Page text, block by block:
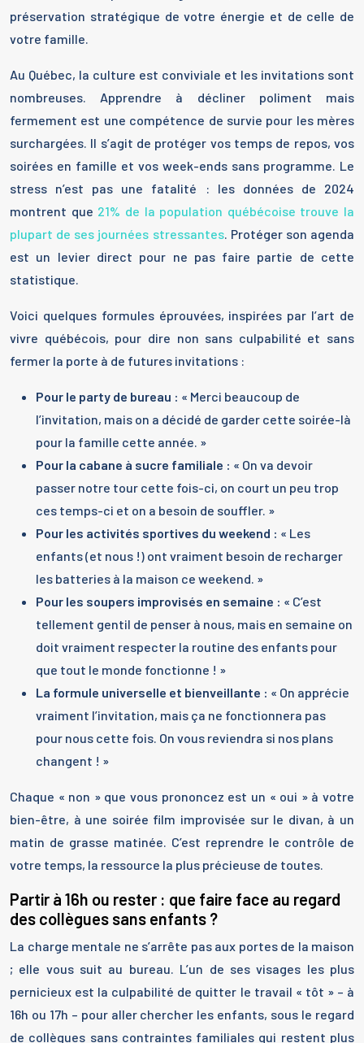
préservation stratégique de votre énergie et de celle de
votre famille.
Au Québec, la culture est conviviale et les invitations sont
nombreuses. Apprendre à décliner poliment mais
fermement est une compétence de survie pour les mères
surchargées. Il s’agit de protéger vos temps de repos, vos
soirées en famille et vos week-ends sans programme. Le
stress n’est pas une fatalité : les données de 2024
montrent que 21% de la population québécoise trouve la
plupart de ses journées stressantes. Protéger son agenda
est un levier direct pour ne pas faire partie de cette
statistique.
Voici quelques formules éprouvées, inspirées par l’art de
vivre québécois, pour dire non sans culpabilité et sans
fermer la porte à de futures invitations :
Pour le party de bureau : « Merci beaucoup de
l’invitation, mais on a décidé de garder cette soirée-là
pour la famille cette année. »
Pour la cabane à sucre familiale : « On va devoir
passer notre tour cette fois-ci, on court un peu trop
ces temps-ci et on a besoin de souffler. »
Pour les activités sportives du weekend : « Les
enfants (et nous !) ont vraiment besoin de recharger
les batteries à la maison ce weekend. »
Pour les soupers improvisés en semaine : « C’est
tellement gentil de penser à nous, mais en semaine on
doit vraiment respecter la routine des enfants pour
que tout le monde fonctionne ! »
La formule universelle et bienveillante : « On apprécie
vraiment l’invitation, mais ça ne fonctionnera pas
pour nous cette fois. On vous reviendra si nos plans
changent ! »
Chaque « non » que vous prononcez est un « oui » à votre
bien-être, à une soirée film improvisée sur le divan, à un
matin de grasse matinée. C’est reprendre le contrôle de
votre temps, la ressource la plus précieuse de toutes.
Partir à 16h ou rester : que faire face au regard
des collègues sans enfants ?
La charge mentale ne s’arrête pas aux portes de la maison
; elle vous suit au bureau. L’un de ses visages les plus
pernicieux est la culpabilité de quitter le travail « tôt » – à
16h ou 17h – pour aller chercher les enfants, sous le regard
de collègues sans contraintes familiales qui restent plus